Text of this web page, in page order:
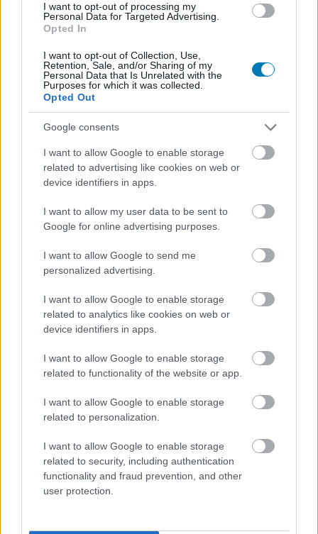
I want to opt-out of processing my
Personal Data for Targeted Advertising.
Opted In
I want to opt-out of Collection, Use,
Retention, Sale, and/or Sharing of my
Personal Data that Is Unrelated with the
Purposes for which it was collected.
Opted Out
Google consents
I want to allow Google to enable storage
related to advertising like cookies on web or
device identifiers in apps.
I want to allow my user data to be sent to
Google for online advertising purposes.
I want to allow Google to send me
personalized advertising.
I want to allow Google to enable storage
related to analytics like cookies on web or
device identifiers in apps.
I want to allow Google to enable storage
related to functionality of the website or app.
I want to allow Google to enable storage
related to personalization.
I want to allow Google to enable storage
related to security, including authentication
functionality and fraud prevention, and other
user protection.
szerepelt, egyebek között a Young Justice-ban, a Ben 10
sorozatban, valamint a Tini Nindzsa Teknőcökben. A Tini
különkiadást és egy egész estés filmet ért meg, és
három Emmy-jelölést kapott.
Meglehetősen felháborító, és morálisan erőteljesen
megkérdőjelezhető gyakorlat a stúdiók részéről, mikor
színészeket akár ideiglenes, akár tartós egészségügyi
problémáik miatt nem alkalmaznak többé, vagy épp
jelentősen kevesebb gázsit ígérnek nekik, mint
hogy azért nem lesz egyelőre Solyómszem második
évad, mert a Disney jóval kisebb fizetést adott volna neki
azután, hogy balesetet szenvedett és egy ideig ágyhoz
ragadt. Abszolút méltánytalan magatartás ez, különösen
színvonalát.
Rengeteg hír és cikk vár rád, lehet, hogy éppen nem
jön szembe GSO-n vagy a social médiában. Segítünk,
hogy naprakész maradj, kiválogatjuk neked a
Kijelentem, hogy az